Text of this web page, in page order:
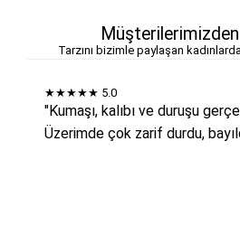
Tarzını bizimle paylaşan
★★★★★ 5.0
"Kumaşı, kalıbı ve duruşu
Üzerimde çok zarif durdu,